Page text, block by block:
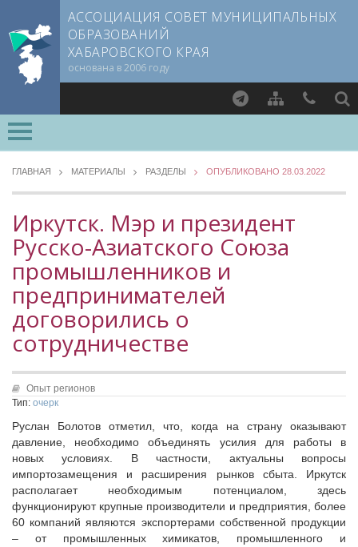
АССОЦИАЦИЯ СОВЕТ МУНИЦИПАЛЬНЫХ
ОБРАЗОВАНИЙ
ХАБАРОВСКОГО КРАЯ
основана в 2006 году
ВСЕ РАЗДЕЛЫ »
МЕТОДИЧЕСКИЙ РАЗДЕЛ
Опыт регионов
Уровень 3
Методические материалы
Опыт муниципалитетов
Судебная практика
Прокуратура Хабаровского края
Мнение специалиста
Конкурсы Совета
Семинары Совета
Вопрос-ответ
ОКМО
Информационный бюллетень МСУ
НАСЕЛЕНИЕ И МСУ
ТОС
О СОВЕТЕ
Документы CMO
Учредительный договор
Члены СМО
Учредители
Руководящие органы
Съезд Совета
Председатель Совета
Ревизионная комиссия
Палаты Совета
Комитеты Совета
Правление Совета
Обработка персональных данных
Партнеры Совета
Полезные ссылки
Инвестиционные порталы муниципальных образований
ГЛАВНАЯ МАТЕРИАЛЫ РАЗДЕЛЫ ОПУБЛИКОВАНО 28.03.2022
Иркутск. Мэр и президент
Русско-Азиатского Союза
промышленников и
предпринимателей
договорились о
сотрудничестве
Опыт регионов
Тип: очерк
Руслан Болотов отметил, что, когда на страну оказывают
давление, необходимо объединять усилия для работы в
новых условиях. В частности, актуальны вопросы
импортозамещения и расширения рынков сбыта. Иркутск
располагает необходимым потенциалом, здесь
функционируют крупные производители и предприятия, более
60 компаний являются экспортерами собственной продукции
– от промышленных химикатов, промышленного и